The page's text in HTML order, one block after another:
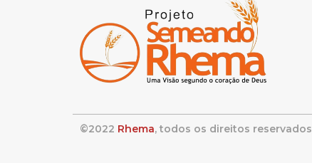
©2022 Rhema, todos os direitos reservados